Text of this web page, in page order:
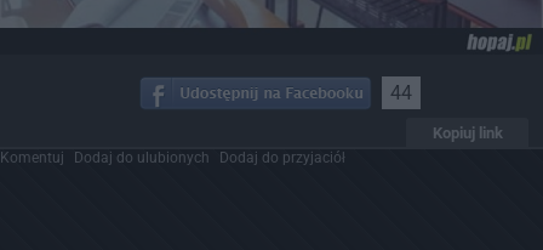
44
Kopiuj link
Komentuj Dodaj do ulubionych Dodaj do przyjaciół